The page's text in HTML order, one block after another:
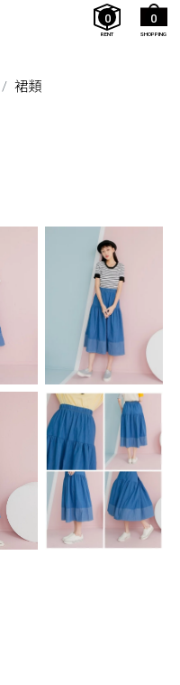
SHOPPING
0
RENT
0
裙類